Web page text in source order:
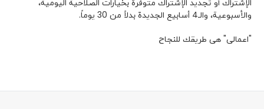
الإشتراك أو تجديد الإشتراك متوفرة بخيارات الصلاحية اليومية،
والأسبوعية، والـ4 أسابيع الجديدة بدلاً من 30 يوماً.
"اعمالى" هى طريقك للنجاح